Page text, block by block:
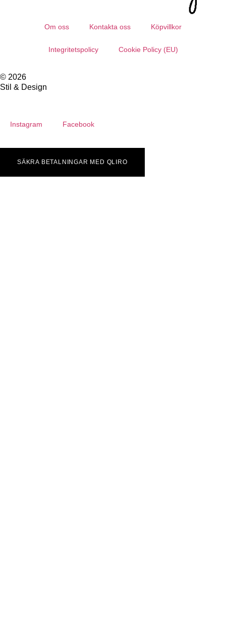
Om oss Kontakta oss Köpvillkor
Integritetspolicy Cookie Policy (EU)
© 2026
Stil & Design
Instagram Facebook
SÄKRA BETALNINGAR MED QLIRO